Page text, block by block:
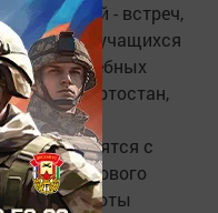
- встреч,
для учащихся
высших учебных
Башкортостан,
проводятся с
кадрового
работы